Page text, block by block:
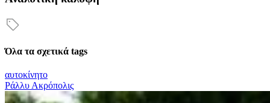
Όλα τα σχετικά tags
αυτοκίνητο
Ράλλυ Ακρόπολις